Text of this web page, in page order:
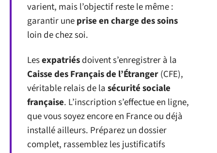
varient, mais l’objectif reste le même :
garantir uneprise en charge des soins
loin de chez soi.
Lesexpatriésdoivent s’enregistrer à la
Caisse des Français de l’Étranger(CFE),
véritable relais de lasécurité sociale
française. L’inscription s’effectue en ligne,
que vous soyez encore en France ou déjà
installé ailleurs. Préparez un dossier
complet, rassemblez les justificatifs